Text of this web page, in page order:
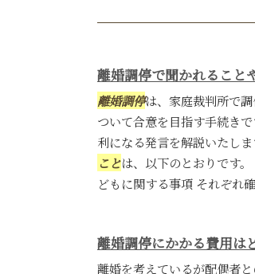
離婚調停で聞かれること
離婚調停は、家庭裁判所で
ついて合意を目指す手続きで
利になる発言を解説いたしま
ことは、以下のとおりです
どもに関する事項 それぞれ
離婚調停にかかる費用は
離婚を考えているが配偶者